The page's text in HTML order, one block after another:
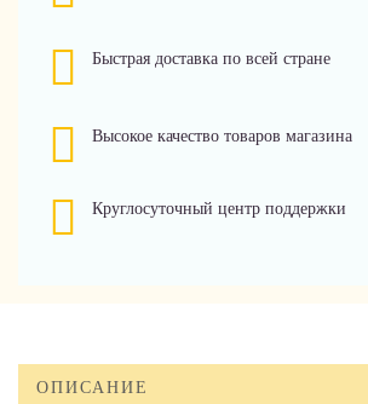
Быстрая доставка по всей стране
Высокое качество товаров магазина
Круглосуточный центр поддержки
ОПИСАНИЕ